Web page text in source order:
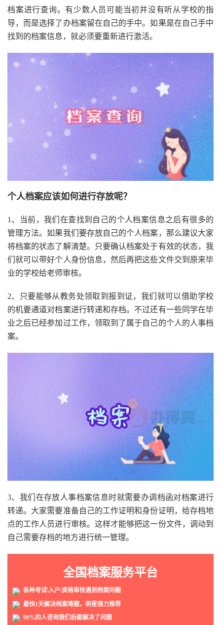
档案进行查询。有少数人员可能当初并没有听从学校的指
导，而是选择了办档案留在自己的手中。如果是在自己手中
找到的档案信息，就必须要重新进行激活。
个人档案应该如何进行存放呢？
1、当前，我们在查找到自己的个人档案信息之后有很多的
管理方法。如果我们要存放自己的个人档案，那么建议大家
将档案的状态了解清楚。只要确认档案处于有效的状态，我
们就可以带好个人身份信息，然后再把这些文件交到原来毕
业的学校给老师审核。
2、只要能够从教务处领取到报到证，我们就可以借助学校
的机要通道对档案进行转递和存档。不过还有一些同学在毕
业之后已经参加过工作，领取到了属于自己的个人的人事档
案。
3、我们在存放人事档案信息时就需要办调档函对档案进行
转递。大家需要准备自己的工作证明和身份证明，给存档地
点的工作人员进行审核。这样才能够把这一份文件，调动到
自己需要存档的地方进行统一管理。
全国档案服务平台
各种考试\入户\资格审核遇到档案问题
最快1天解决档案难题，明星强力推荐
99%的人咨询我们后都解决了问题